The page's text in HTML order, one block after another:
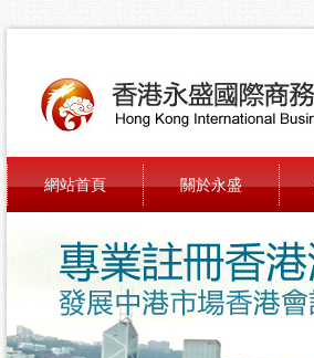
網站首頁 關於永盛